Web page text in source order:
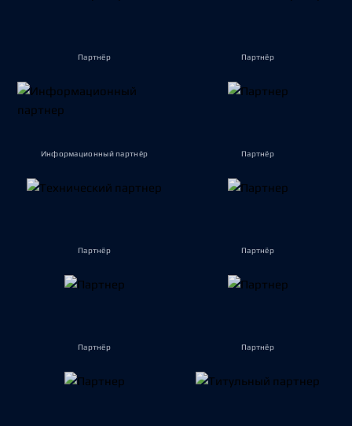
Партнёр Партнёр
Информационный партнёр Партнёр
Партнёр Партнёр
Партнёр Партнёр